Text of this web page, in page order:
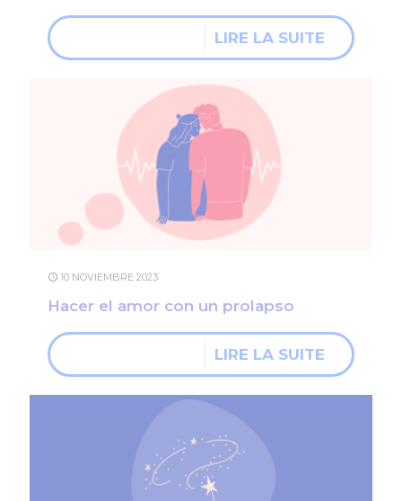
LIRE LA SUITE
10 NOVIEMBRE 2023
Hacer el amor con un prolapso
LIRE LA SUITE